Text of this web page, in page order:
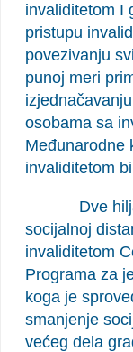
invaliditetom I
pristupu
povezivanju
punoj meri
osobama sa
Međunarodne
invaliditetom
Dve hiljade
socijalnoj
invaliditetom
Programa za
koga je
smanjenje
većeg dela